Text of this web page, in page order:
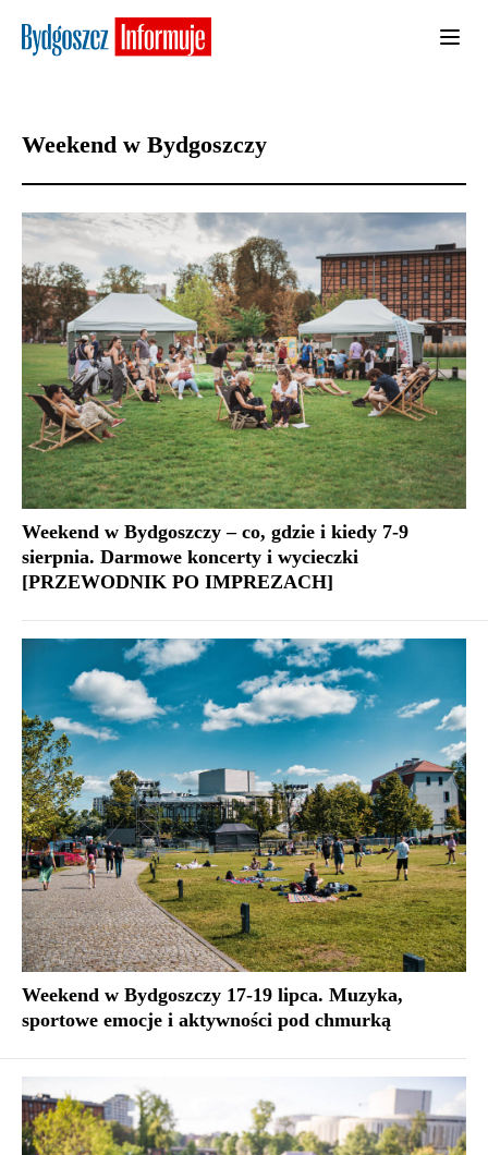
Weekend w Bydgoszczy
Weekend w Bydgoszczy – co, gdzie i kiedy 7-9
sierpnia. Darmowe koncerty i wycieczki
[PRZEWODNIK PO IMPREZACH]
Weekend w Bydgoszczy 17-19 lipca. Muzyka,
sportowe emocje i aktywności pod chmurką